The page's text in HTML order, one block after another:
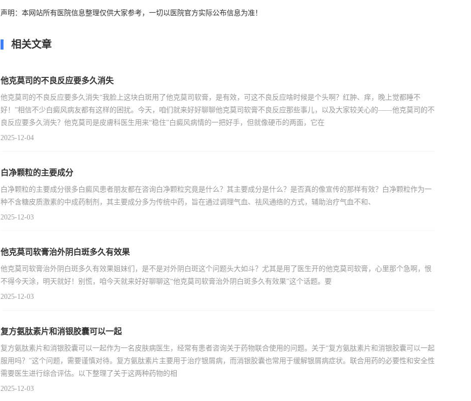
声明：本网站所有医院信息整理仅供大家参考，一切以医院官方实际公布信息为准！
相关文章
他克莫司的不良反应要多久消失
他克莫司的不良反应要多久消失“我脸上这块白斑用了他克莫司软膏，是有效，可这不良反应啥时候是个头啊？红肿、痒，晚上觉都睡不
好！”相信不少白癜风病友都有这样的困扰。今天，咱们就来好好聊聊他克莫司软膏不良反应那些事儿，以及大家较关心的——他克莫司的不
良反应要多久消失？他克莫司是皮膚科医生用来“稳住”白癜风病情的一把好手，但就像硬币的两面，它在
2025-12-04
白净颗粒的主要成分
白净颗粒的主要成分很多白癜风患者朋友都在咨询白净颗粒究竟是什么？其主要成分是什么？是否真的像宣传的那样有效？白净颗粒作为一
种不含糖皮质激素的中成药制剂，其主要成分多为传统中药，旨在通过调理气血、祛风通络的方式，辅助治疗气血不和、
2025-12-03
他克莫司软膏治外阴白斑多久有效果
他克莫司软膏治外阴白斑多久有效果姐妹们，是不是对外阴白斑这个问题头大如斗？尤其是用了医生开的他克莫司软膏，心里那个急啊，恨
不得今天涂，明天就好！别慌，咱今天就来好好聊聊这“他克莫司软膏治外阴白斑多久有效果”这个话题。要
2025-12-03
复方氨肽素片和消银胶囊可以一起
复方氨肽素片和消银胶囊可以一起作为一名皮肤病医生，经常有患者咨询关于药物联合使用的问题。关于“复方氨肽素片和消银胶囊可以一起
服用吗？”这个问题，需要谨慎对待。复方氨肽素片主要用于治疗银屑病，而消银胶囊也常用于缓解银屑病症状。联合用药的必要性和安全性
需要医生进行综合评估。以下整理了关于这两种药物的相
2025-12-03